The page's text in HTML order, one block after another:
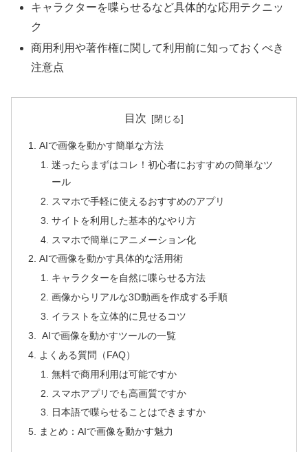
キャラクターを喋らせるなど具体的な応用テクニッ
ク
商用利用や著作権に関して利用前に知っておくべき
注意点
目次
AIで画像を動かす簡単な方法
迷ったらまずはコレ！初心者におすすめの簡単なツ
ール
スマホで手軽に使えるおすすめのアプリ
サイトを利用した基本的なやり方
スマホで簡単にアニメーション化
AIで画像を動かす具体的な活用術
キャラクターを自然に喋らせる方法
画像からリアルな3D動画を作成する手順
イラストを立体的に見せるコツ
AIで画像を動かすツールの一覧
よくある質問（FAQ）
無料で商用利用は可能ですか
スマホアプリでも高画質ですか
日本語で喋らせることはできますか
まとめ：AIで画像を動かす魅力